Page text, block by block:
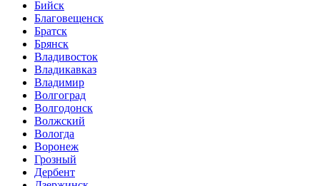
Бийск
Благовещенск
Братск
Брянск
Владивосток
Владикавказ
Владимир
Волгоград
Волгодонск
Волжский
Вологда
Воронеж
Грозный
Дербент